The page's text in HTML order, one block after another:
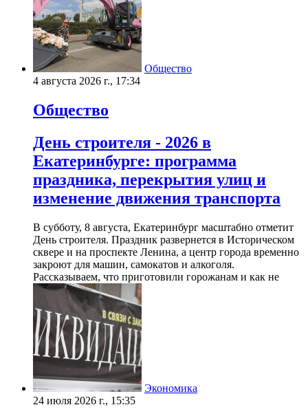
Общество
4 августа 2026 г., 17:34
Общество
День строителя - 2026 в
Екатеринбурге: программа
праздника, перекрытия улиц и
изменение движения транспорта
В субботу, 8 августа, Екатеринбург масштабно отметит
День строителя. Праздник развернется в Историческом
сквере и на проспекте Ленина, а центр города временно
закроют для машин, самокатов и алкоголя.
Рассказываем, что приготовили горожанам и как не
Экономика
24 июля 2026 г., 15:35